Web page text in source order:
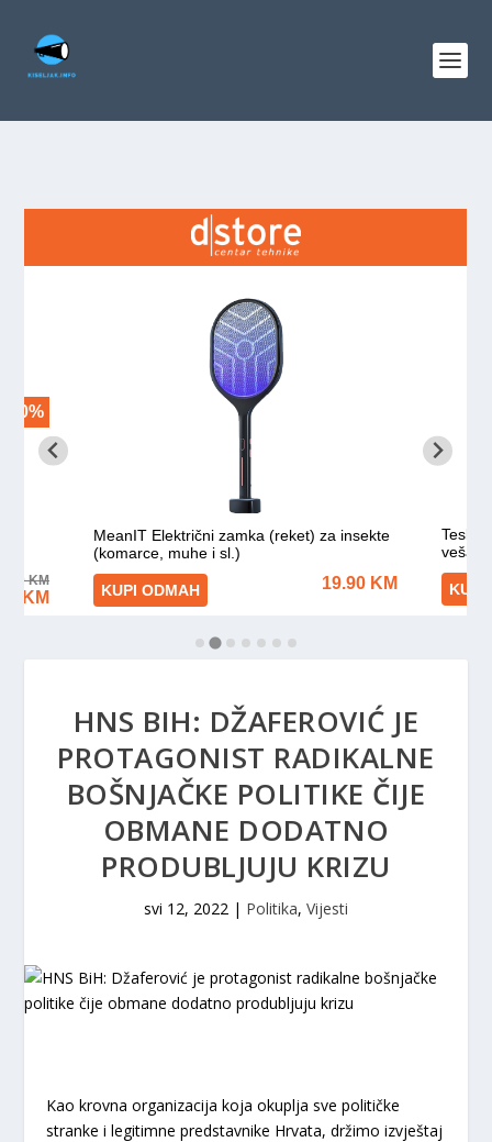
HNS BIH: DŽAFEROVIĆ JE
PROTAGONIST RADIKALNE
BOŠNJAČKE POLITIKE ČIJE
OBMANE DODATNO
PRODUBLJUJU KRIZU
svi 12, 2022 | Politika, Vijesti
Kao krovna organizacija koja okuplja sve političke
stranke i legitimne predstavnike Hrvata, držimo izvještaj